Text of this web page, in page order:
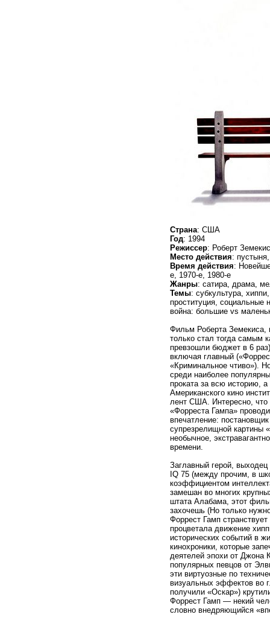
Страна: США
Год: 1994
Режиссер: Роберт Земекис
Место действия:
Время действия:
е, 1970-е, 1980-е
Жанры: сатира, драма,
Темы: субкультура,
проституция, социальные
война: большие vs
Фильм Роберта Земекиса,
только стал тогда самым
превзошли бюджет в 6
включая главный
«Криминальное чтиво»).
среди наиболее
проката за всю историю,
Американского кино
лент США. Интересно, что
«Форреста Гампа»
впечатление:
супрезрелищной картины
необычное,
времени.
Заглавный герой,
IQ 75 (между прочим, в
коэффициентом
замешан во многих
штата Алабама, этот
захочешь (Но только
Форрест Гамп
процветала движение
исторических событий в
кинохроники, которые
деятелей эпохи от Джона
популярных певцов от
эти виртуозные по
визуальных эффектов во
получили «Оскар»)
Форрест Гамп — некий
словно внедряющийся